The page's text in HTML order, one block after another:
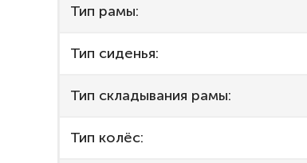
Тип рамы:
Тип сиденья:
Тип складывания рамы:
Тип колёс: